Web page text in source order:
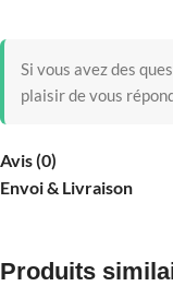
Si vous avez des
plaisir de vous
Avis (0)
Envoi & Livraison
Produits